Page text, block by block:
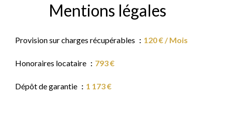
Mentions légales
Provision sur charges récupérables 120 € / Mois
Honoraires locataire 793 €
Dépôt de garantie 1 173 €